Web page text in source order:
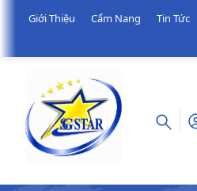
Giới Thiệu Cẩm Nang Tin Tức